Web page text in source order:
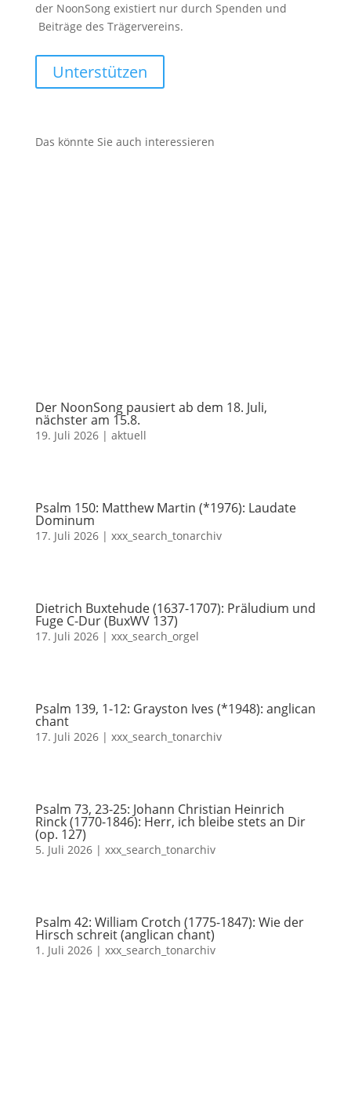
der NoonSong existiert nur durch Spenden und
Beiträge des Trägervereins.
Unterstützen
Das könnte Sie auch interessieren
Der NoonSong pausiert ab dem 18. Juli,
nächster am 15.8.
19. Juli 2026| aktuell
Psalm 150: Matthew Martin (*1976): Laudate
Dominum
17. Juli 2026| xxx_search_tonarchiv
Dietrich Buxtehude (1637-1707): Präludium und
Fuge C-Dur (BuxWV 137)
17. Juli 2026| xxx_search_orgel
Psalm 139, 1-12: Grayston Ives (*1948): anglican
chant
17. Juli 2026| xxx_search_tonarchiv
Psalm 73, 23-25: Johann Christian Heinrich
Rinck (1770-1846): Herr, ich bleibe stets an Dir
(op. 127)
5. Juli 2026| xxx_search_tonarchiv
Psalm 42: William Crotch (1775-1847): Wie der
Hirsch schreit (anglican chant)
1. Juli 2026| xxx_search_tonarchiv